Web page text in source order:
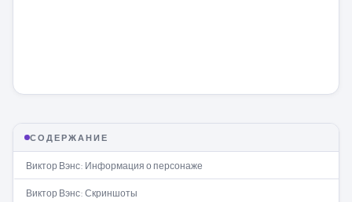
СОДЕРЖАНИЕ
Виктор Вэнс: Информация о персонаже
Виктор Вэнс: Скриншоты